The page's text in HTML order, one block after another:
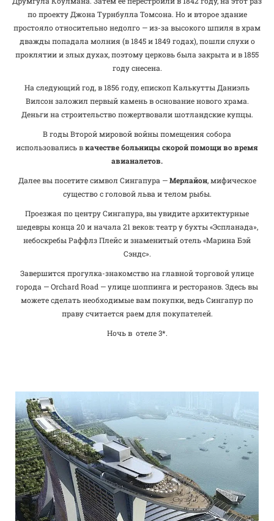
по проекту Джона Турнбулла Томсона. Но и второе здание
простояло относительно недолго — из-за высокого шпиля в храм
дважды попадала молния (в 1845 и 1849 годах), пошли слухи о
проклятии и злых духах, поэтому церковь была закрыта и в 1855
году снесена.
На следующий год, в 1856 году, епископ Калькутты Даниэль
Вилсон заложил первый камень в основание нового храма.
Деньги на строительство пожертвовали шотландские купцы.
В годы Второй мировой войны помещения собора
использовались вкачестве больницы скорой помощи во время
авианалетов.
Далее вы посетите символ Сингапура —Мерлайон, мифическое
существо с головой льва и телом рыбы.
Проезжая по центру Сингапура, вы увидите архитектурные
шедевры конца 20 и начала 21 веков: театр у бухты «Эспланада»,
небоскребы Раффлз Плейс и знаменитый отель «Марина Бэй
Сэндс».
Завершится прогулка-знакомство на главной торговой улице
города — Orchard Road — улице шоппинга и ресторанов. Здесь вы
можете сделать необходимые вам покупки, ведь Сингапур по
праву считается раем для покупателей.
Ночь в отеле 3*.